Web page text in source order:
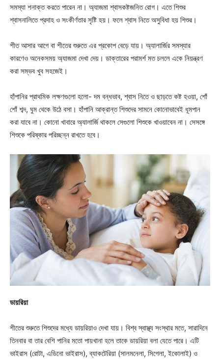
সমস্যা শনাক্ত করতে পারেন না। অ্যাজমা শ্বাসকষ্টজনিত রোগ। এতে শিশুর
শ্বাসনালিতে প্রদাহ ও সংকীর্ণতার সৃষ্টি হয়। ফলে শ্বাস নিতে অসুবিধা হয় শিশুর।
শীত আসার আগে বা শীতের শুরুতে এর প্রকোপ বেড়ে যায়। অ্যালার্জির সমস্যার
কারণেও অনেকসময় অ্যাজমা দেখা দেয়। ডাক্তারের পরামর্শ মত চললে একে নিয়ন্ত্রণ
করা সম্ভব খুব সহজেই।
হাঁপানির প্রাথমিক লক্ষণগুলো হলো- দম বন্ধভাব, শ্বাস নিতে ও ছাড়তে কষ্ট হওয়া, শোঁ
শোঁ শব্দ, ঘুম থেকে উঠে বসা। হাঁপানি আক্রান্ত শিশুদের সামনে কোনোভাবেই ধূমপান
করা যাবে না। কোনো খাবারে অ্যালার্জি থাকলে সেগুলো শিশুকে খাওয়াবেন না। সেসঙ্গে
শিশুকে পরিষ্কার পরিচ্ছন্ন রাখতে হবে।
ডায়রিয়া
শীতের শুরুতে শিশুদের মধ্যে ডায়রিয়াও দেখা যায়। বিশ্ব স্বাস্থ্য সংস্থার মতে, সারাদিনে
তিনবার বা তার বেশি পানির মতো পায়খানা হলে তাকে ডায়রিয়া বলা যেতে পারে। এটি
ভাইরাস (রোটা, এডিনো ভাইরাস), ব্যাকটেরিয়া (সালমনেলা, সিগেলা, ইকোলাই) ও